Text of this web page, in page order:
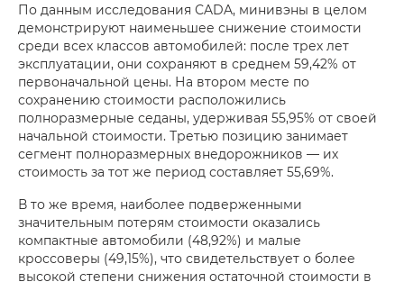
По данным исследования СADA, минивэны в целом
демонстрируют наименьшее снижение стоимости
среди всех классов автомобилей: после трех лет
эксплуатации, они сохраняют в среднем 59,42% от
первоначальной цены. На втором месте по
сохранению стоимости расположились
полноразмерные седаны, удерживая 55,95% от своей
начальной стоимости. Третью позицию занимает
сегмент полноразмерных внедорожников — их
стоимость за тот же период составляет 55,69%.
В то же время, наиболее подверженными
значительным потерям стоимости оказались
компактные автомобили (48,92%) и малые
кроссоверы (49,15%), что свидетельствует о более
высокой степени снижения остаточной стоимости в